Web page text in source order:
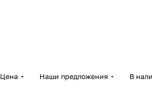
Цена Наши предложения В